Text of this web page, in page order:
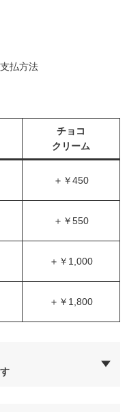
払方法
チョコ
クリーム
＋￥450
＋￥550
＋￥1,000
＋￥1,800